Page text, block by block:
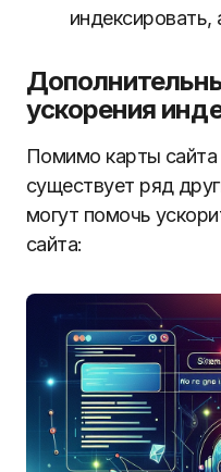
ускорения
Помимо карты
существует ряд
могут помочь
сайта: